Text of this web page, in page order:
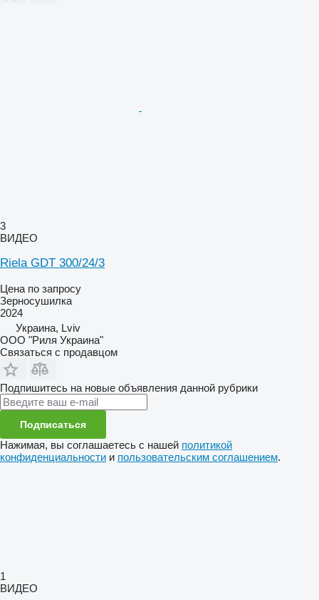
3
ВИДЕО
Riela GDT 300/24/3
Цена по запросу
Зерносушилка
2024
Украина, Lviv
ООО "Риля Украина"
Связаться с продавцом
Подпишитесь на новые объявления данной рубрики
Подписаться
Нажимая, вы соглашаетесь с нашей политикой
конфиденциальности и пользовательским соглашением.
1
ВИДЕО